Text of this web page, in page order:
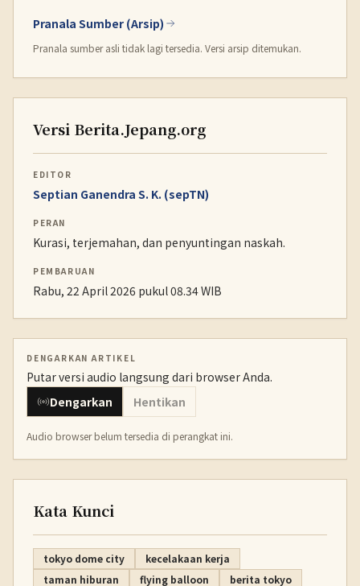
Pranala Sumber (Arsip)
Pranala sumber asli tidak lagi tersedia. Versi arsip ditemukan.
Versi Berita.Jepang.org
EDITOR
Septian Ganendra S. K. (sepTN)
PERAN
Kurasi, terjemahan, dan penyuntingan naskah.
PEMBARUAN
Rabu, 22 April 2026 pukul 08.34 WIB
DENGARKAN ARTIKEL
Putar versi audio langsung dari browser Anda.
Dengarkan
Hentikan
Audio browser belum tersedia di perangkat ini.
Kata Kunci
tokyo dome city
kecelakaan kerja
taman hiburan
flying balloon berita tokyo